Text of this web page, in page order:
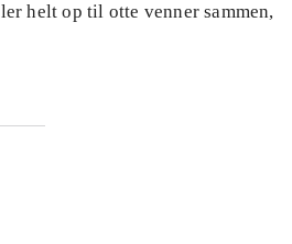
helt op til otte venner sammen,